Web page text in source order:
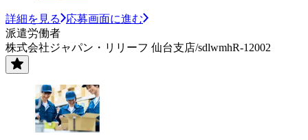
詳細を見る
応募画面に進む
派遣労働者
株式会社ジャパン・リリーフ 仙台支店/sdlwmhR-12002